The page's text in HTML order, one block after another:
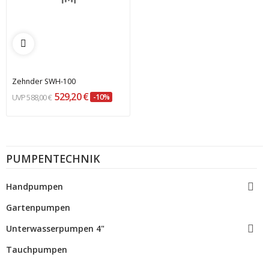
PUMPENTECHNIK
Handpumpen 
Gartenpumpen
Unterwasserpumpen 4"

Tauchpumpen
Zehnder SWH-100
588,00 € 529,20 € -10%